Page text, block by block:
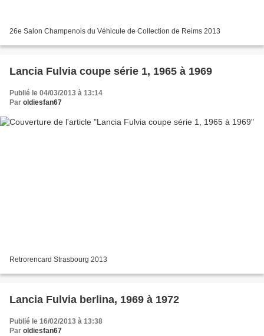
26e Salon Champenois du Véhicule de Collection de Reims 2013
Lancia Fulvia coupe série 1, 1965 à 1969
Publié le 04/03/2013 à 13:14
Par oldiesfan67
Retrorencard Strasbourg 2013
Lancia Fulvia berlina, 1969 à 1972
Publié le 16/02/2013 à 13:38
Par oldiesfan67